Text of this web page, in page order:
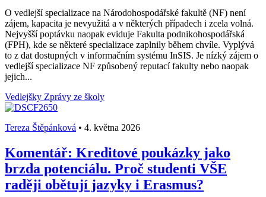
O vedlejší specializace na Národohospodářské fakultě (NF) není
zájem, kapacita je nevyužitá a v některých případech i zcela volná.
Nejvyšší poptávku naopak eviduje Fakulta podnikohospodářská
(FPH), kde se některé specializace zaplnily během chvíle. Vyplývá
to z dat dostupných v informačním systému InSIS. Je nízký zájem o
vedlejší specializace NF způsobený reputací fakulty nebo naopak
jejich...
Vedlejšky Zprávy ze školy
Tereza Štěpánková • 4. května 2026
Komentář: Kreditové poukázky jako
brzda potenciálu. Proč studenti VŠE
raději obětují jazyky i Erasmus?